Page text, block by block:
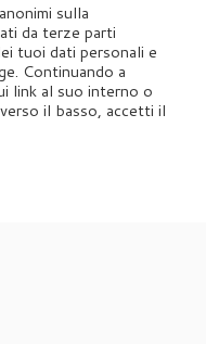
con il
sulla
da terze parti
tuoi dati personali e
Continuando a
link al suo interno o
il basso, accetti il